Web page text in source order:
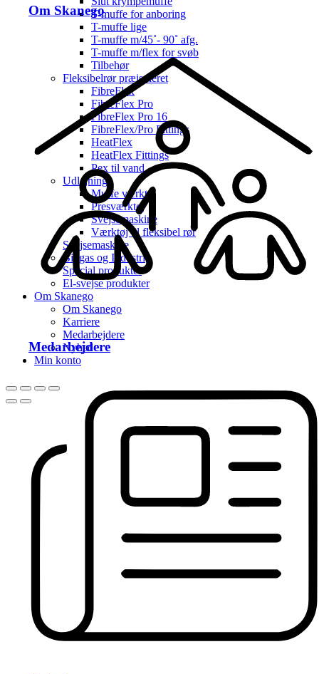
Om Skanego
Medarbejdere
T-muffe for anboring
T-muffe lige
T-muffe m/45˚- 90˚ afg.
T-muffe m/flex for svøb
Tilbehør
Fleksibelrør præisoleret
FibreFlex
FibreFlex Pro
FibreFlex Pro 16
FibreFlex/Pro Fittings
HeatFlex
HeatFlex Fittings
Pex til vand
Udlejning
Muffe værktøj
Presværktøj
Svejsemaskine
Værktøj til fleksibel rør
Svejsemaskine
Biogas og Industri
Special produkter
El-svejse produkter
Om Skanego
Om Skanego
Karriere
Medarbejdere
Nyhed
Min konto